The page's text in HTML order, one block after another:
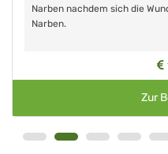
Narben nachdem sich die
Narben.
Zur